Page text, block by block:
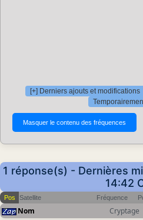
[+] Derniers ajouts et modifications
1 réponse(s) - Dernières
14:42
Pos Satellite Fréquence
Nom Cryptage